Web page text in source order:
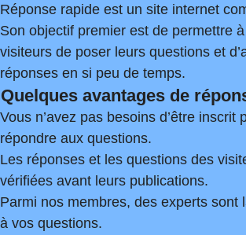
Réponse rapide est un site internet
Son objectif premier est de permettre
visiteurs de poser leurs questions et
réponses en si peu de temps.
Quelques avantages de
Vous n’avez pas besoins d’être inscrit
répondre aux questions.
Les réponses et les questions des
vérifiées avant leurs publications.
Parmi nos membres, des experts sont
à vos questions.